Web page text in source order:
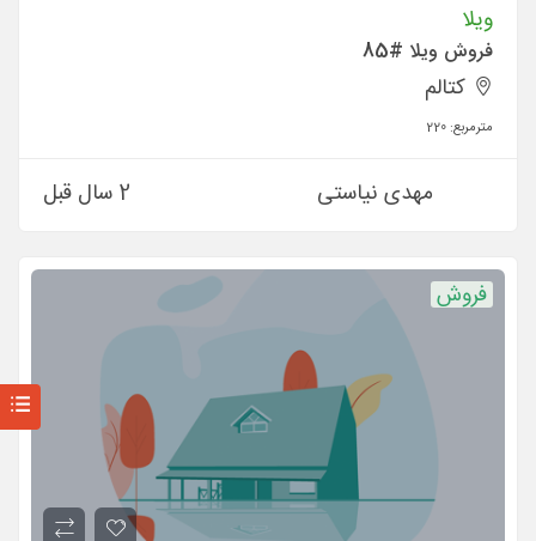
ویلا
فروش ویلا #85
کتالم
مترمربع: 220
مهدی نیاستی 2 سال قبل
فروش